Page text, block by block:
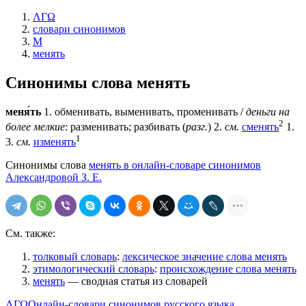
ΛΓΩ
словари синонимов
М
менять
Синонимы слова менять
меня́ть 1. обменивать, выменивать, променивать /деньги на
более мелкие: разменивать; разбивать (разг.) 2. см. сменять2 1.
3. см. изменять1
Синонимы слова менять в онлайн-словаре синонимов
Александровой З. Е.
См. также:
толковый словарь: лексическое значение слова менять
этимологический словарь: происхождение слова менять
менять — сводная статья из словарей